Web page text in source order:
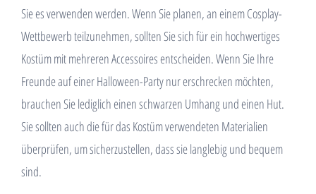
Sie es verwenden werden. Wenn Sie planen, an einem Cosplay-
Wettbewerb teilzunehmen, sollten Sie sich für ein hochwertiges
Kostüm mit mehreren Accessoires entscheiden. Wenn Sie Ihre
Freunde auf einer Halloween-Party nur erschrecken möchten,
brauchen Sie lediglich einen schwarzen Umhang und einen Hut.
Sie sollten auch die für das Kostüm verwendeten Materialien
überprüfen, um sicherzustellen, dass sie langlebig und bequem
sind.